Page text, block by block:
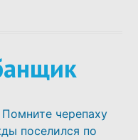
черепаху
поселился по